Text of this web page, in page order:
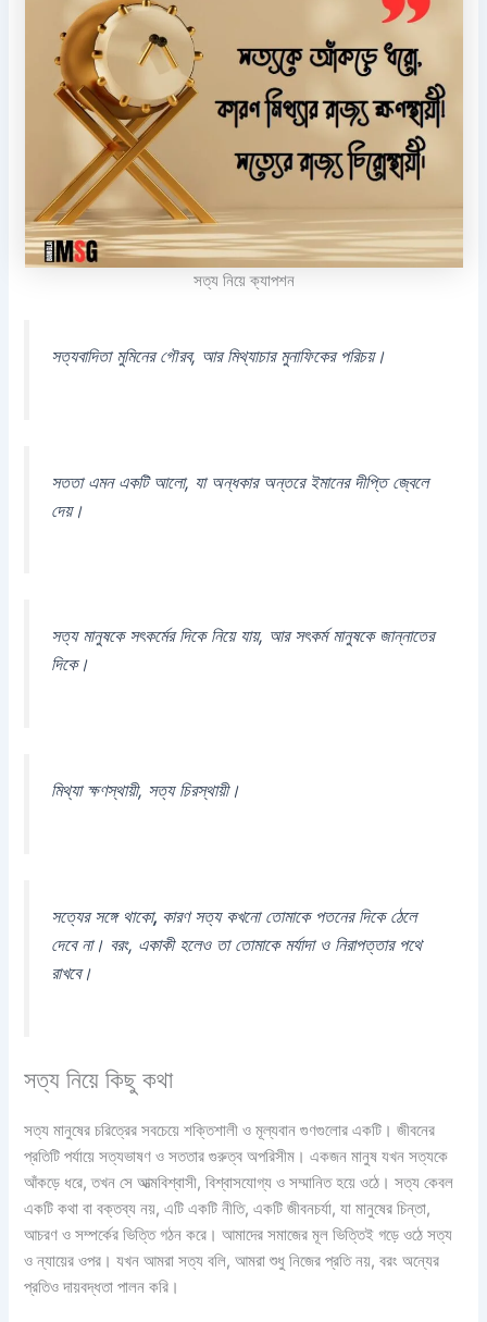
সত্য নিয়ে ক্যাপশন
সত্যবাদিতা মুমিনের গৌরব, আর মিথ্যাচার মুনাফিকের পরিচয়।
সততা এমন একটি আলো, যা অন্ধকার অন্তরে ইমানের দীপ্তি জ্বেলে
দেয়।
সত্য মানুষকে সৎকর্মের দিকে নিয়ে যায়, আর সৎকর্ম মানুষকে জান্নাতের
দিকে।
মিথ্যা ক্ষণস্থায়ী, সত্য চিরস্থায়ী।
সত্যের সঙ্গে থাকো, কারণ সত্য কখনো তোমাকে পতনের দিকে ঠেলে
দেবে না। বরং, একাকী হলেও তা তোমাকে মর্যাদা ও নিরাপত্তার পথে
রাখবে।
সত্য নিয়ে কিছু কথা
সত্য মানুষের চরিত্রের সবচেয়ে শক্তিশালী ও মূল্যবান গুণগুলোর একটি। জীবনের
প্রতিটি পর্যায়ে সত্যভাষণ ও সততার গুরুত্ব অপরিসীম। একজন মানুষ যখন সত্যকে
আঁকড়ে ধরে, তখন সে আত্মবিশ্বাসী, বিশ্বাসযোগ্য ও সম্মানিত হয়ে ওঠে। সত্য কেবল
একটি কথা বা বক্তব্য নয়, এটি একটি নীতি, একটি জীবনচর্যা, যা মানুষের চিন্তা,
আচরণ ও সম্পর্কের ভিত্তি গঠন করে। আমাদের সমাজের মূল ভিত্তিই গড়ে ওঠে সত্য
ও ন্যায়ের ওপর। যখন আমরা সত্য বলি, আমরা শুধু নিজের প্রতি নয়, বরং অন্যের
প্রতিও দায়বদ্ধতা পালন করি।